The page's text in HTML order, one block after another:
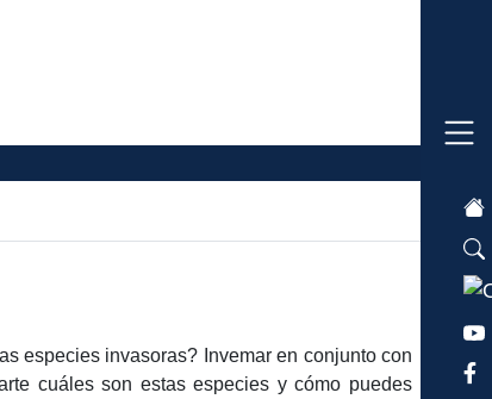
especies invasoras? Invemar en conjunto con
cuáles son estas especies y cómo puedes